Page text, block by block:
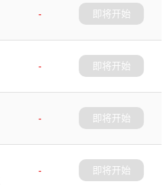
-
即将开始
-
即将开始
-
即将开始
-
即将开始